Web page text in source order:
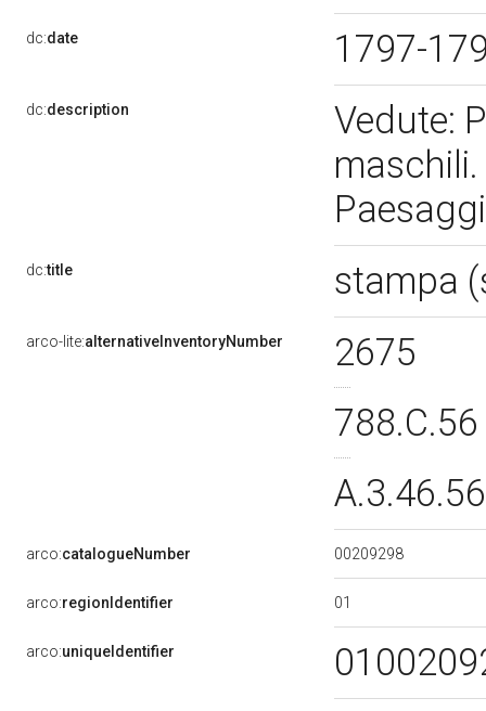
dc:date 1797-
dc:description
Vedute:
dc:title stampa
arco-lite:alternativeInventoryNumber
2675
788.C.56
arco:catalogueNumber 00209298
arco:regionIdentifier 01
arco:uniqueIdentifier